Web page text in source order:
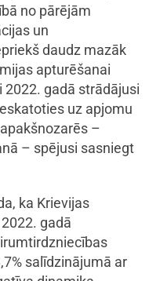
no pārējām
un
daudz mazāk
apturēšanai
gadā strādājusi
uz apjomu
–
– spējusi sasniegt
ka Krievijas
gadā
salīdzinājumā ar